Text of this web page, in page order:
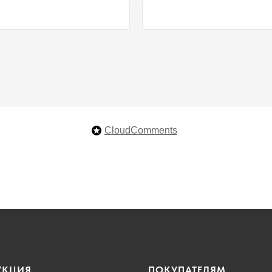
CloudComments